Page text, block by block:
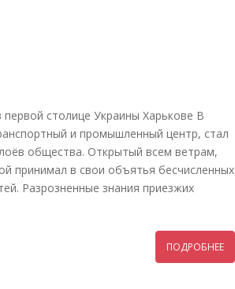
столице Украины Харькове В
и промышленный центр, стал
общества. Открытый всем ветрам,
принимал в свои объятья бесчисленных
Разрозненные знания приезжих
ПОДРОБНЕЕ